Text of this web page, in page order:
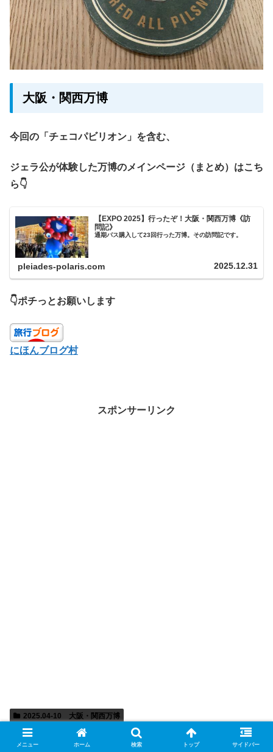
大阪・関西万博
今回の「チェコパビリオン」を含む、
ジェラ公が体験した万博のメインページ（まとめ）はこち
ら👇
【EXPO 2025】行ったぞ！大阪・関西万博《訪
問記》
通期パス購入して23回行った万博。その訪問記です。
pleiades-polaris.com 2025.12.31
👇ポチっとお願いします
にほんブログ村
スポンサーリンク
2025.04-10 大阪・関西万博
スポンサーリンク
メニュー ホーム 検索 トップ サイドバー